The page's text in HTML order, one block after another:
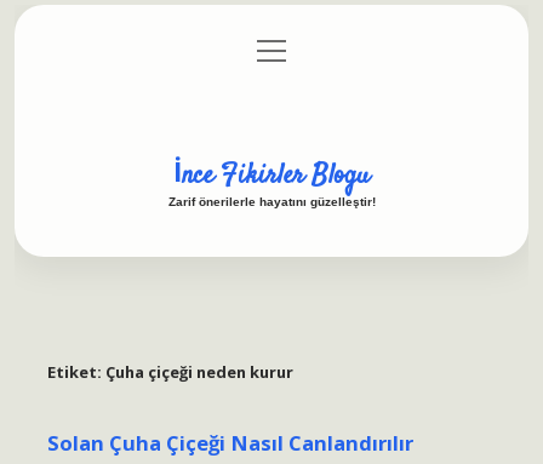
Gizlilik Politikası
menüyü
aç
İnce Fikirler Blogu
Zarif önerilerle hayatını güzelleştir!
Etiket: Çuha çiçeği neden kurur
Solan Çuha Çiçeği Nasıl Canlandırılır